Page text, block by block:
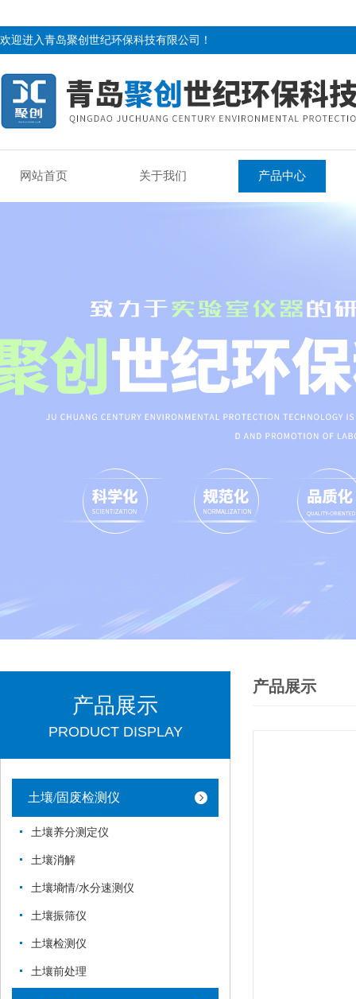
欢迎进入青岛聚创世纪环保科技有限公司！
网站首页 关于我们 产品中心
产品展示
PRODUCT DISPLAY
土壤/固废检测仪
土壤养分测定仪
土壤消解
土壤墒情/水分速测仪
土壤振筛仪
土壤检测仪
土壤前处理
产品展示